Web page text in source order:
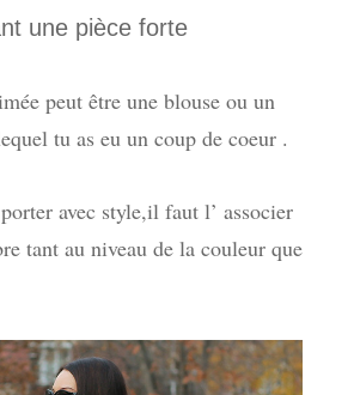
une pièce forte
peut être une blouse ou un
tu as eu un coup de coeur .
avec style,il faut l’ associer
tant au niveau de la couleur que